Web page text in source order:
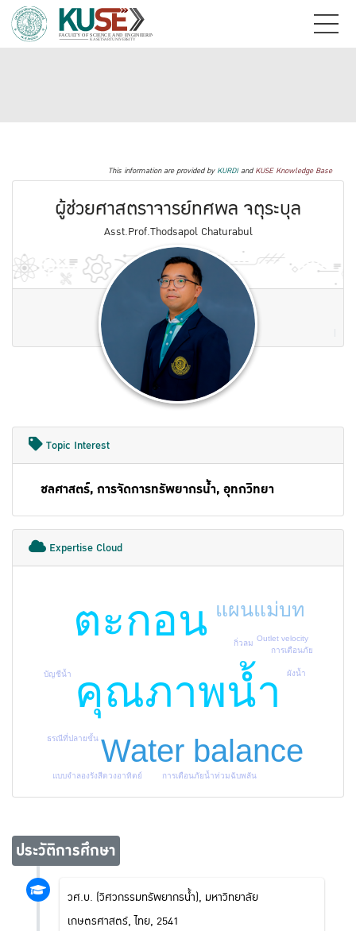
This information are provided byKURDIandKUSE Knowledge Base
ผู้ช่วยศาสตราจารย์ทศพล จตุระบุล
Asst.Prof.Thodsapol Chaturabul
Topic Interest
ชลศาสตร์, การจัดการทรัพยากรน้ำ, อุทกวิทยา
Expertise Cloud
คุณภาพน้ำ
ตะกอน
Water balance
แผนแม่บท
Outlet velocity
การเตือนภัย
การเตือนภัยน้ำท่วมฉับพลัน
กิ่วลม
ธรณีที่ปลายขั้น
บัญชีน้ำ
แบบจำลองรังสีดวงอาทิตย์
ผังน้ำ
ประวัติการศึกษา
วศ.บ. (วิศวกรรมทรัพยากรน้ำ), มหาวิทยาลัย
เกษตรศาสตร์, ไทย, 2541